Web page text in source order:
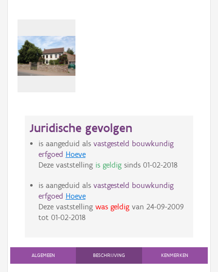
Juridische gevolgen
is aangeduid als vastgesteld bouwkundig
erfgoed Hoeve
Deze vaststelling is geldigsinds 01-02-2018
is aangeduid als vastgesteld bouwkundig
erfgoed Hoeve
Deze vaststelling was geldigvan 24-09-2009
tot 01-02-2018
ALGEMEEN BESCHRIJVING KENMERKEN